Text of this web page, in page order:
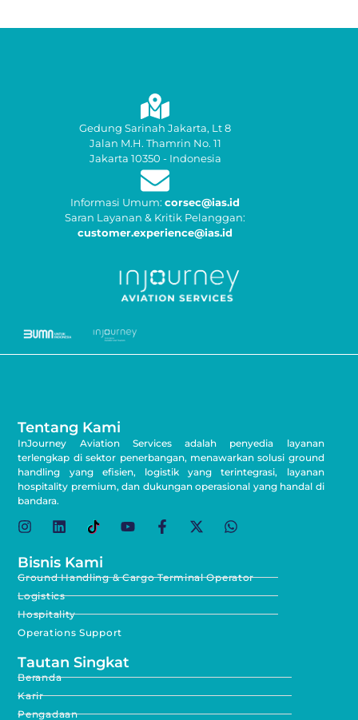
Gedung Sarinah Jakarta, Lt 8
Jalan M.H. Thamrin No. 11
Jakarta 10350 - Indonesia
Informasi Umum:corsec@ias.id
Saran Layanan & Kritik Pelanggan:
customer.experience@ias.id
Tentang Kami
InJourney Aviation Services adalah penyedia layanan
terlengkap di sektor penerbangan, menawarkan solusi ground
handling yang efisien, logistik yang terintegrasi, layanan
hospitality premium, dan dukungan operasional yang handal di
bandara.
Bisnis Kami
Ground Handling & Cargo Terminal Operator
Logistics
Hospitality
Operations Support
Tautan Singkat
Beranda
Karir
Pengadaan